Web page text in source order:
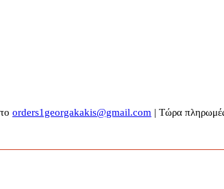
orders1georgakakis@gmail.com | Τώρα